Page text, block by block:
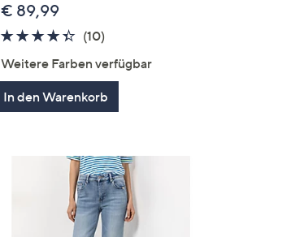
€ 89,99
4.3
(10)
Weitere Farben verfügbar
In den Warenkorb